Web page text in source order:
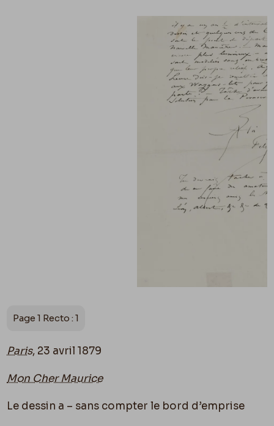
Belgique, Province de Namur, musée Félicien
Page 1 Recto : 1
Paris, 23 avril 1879
Mon Cher Maurice
Le dessin a – sans compter le bord d’emprise